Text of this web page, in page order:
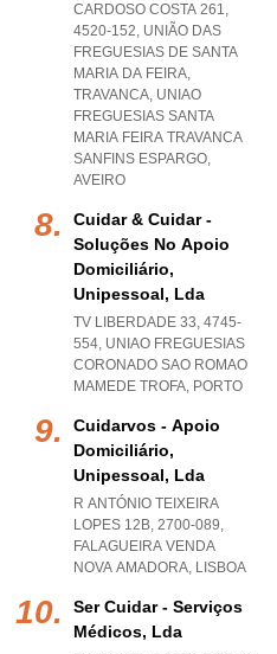
CARDOSO COSTA 261,
4520-152, UNIÃO DAS
FREGUESIAS DE SANTA
MARIA DA FEIRA,
TRAVANCA, UNIAO
FREGUESIAS SANTA
MARIA FEIRA TRAVANCA
SANFINS ESPARGO,
AVEIRO
Cuidar & Cuidar -
Soluções No Apoio
Domiciliário,
Unipessoal, Lda
TV LIBERDADE 33, 4745-
554, UNIAO FREGUESIAS
CORONADO SAO ROMAO
MAMEDE TROFA, PORTO
Cuidarvos - Apoio
Domiciliário,
Unipessoal, Lda
R ANTÓNIO TEIXEIRA
LOPES 12B, 2700-089,
FALAGUEIRA VENDA
NOVA AMADORA, LISBOA
Ser Cuidar - Serviços
Médicos, Lda